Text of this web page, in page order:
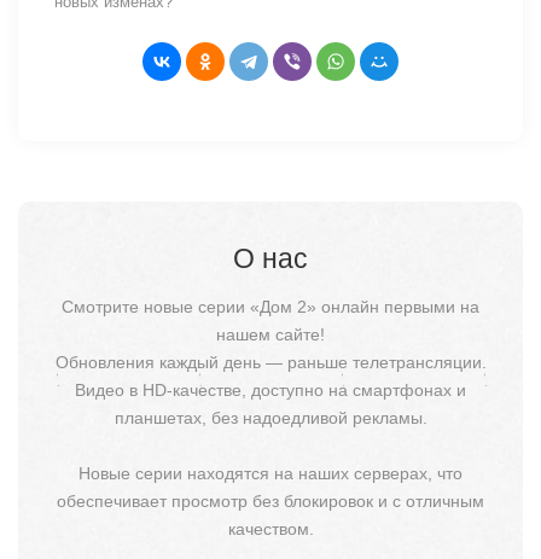
О нас
Смотрите новые серии «Дом 2» онлайн первыми на
нашем сайте!
Обновления каждый день — раньше телетрансляции.
Видео в HD-качестве, доступно на смартфонах и
планшетах, без надоедливой рекламы.
Новые серии находятся на наших серверах, что
обеспечивает просмотр без блокировок и с отличным
качеством.